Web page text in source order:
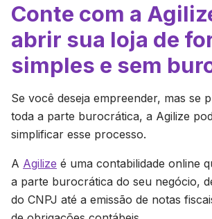
Conte com a
abrir sua loja de
simples e sem
Se você deseja empreender, mas se
toda a parte burocrática, a Agilize
simplificar esse processo.
A Agilize é uma contabilidade online
a parte burocrática do seu negócio,
do CNPJ até a emissão de notas